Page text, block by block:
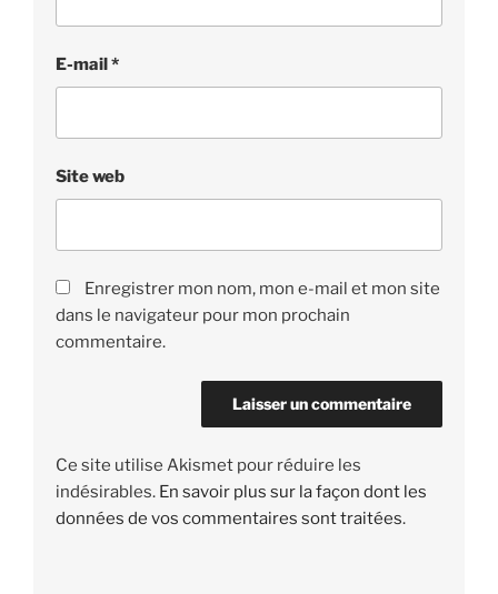
E-mail*
Site web
Enregistrer mon nom, mon e-mail et mon site
dans le navigateur pour mon prochain
commentaire.
Ce site utilise Akismet pour réduire les
indésirables. En savoir plus sur la façon dont les
données de vos commentaires sont traitées.